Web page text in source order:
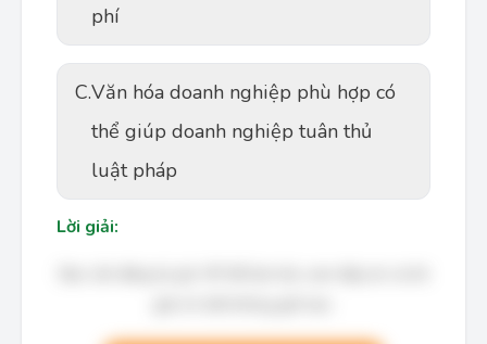
phí
C.Văn hóa doanh nghiệp phù hợp có
thể giúp doanh nghiệp tuân thủ
luật pháp
Lời giải: